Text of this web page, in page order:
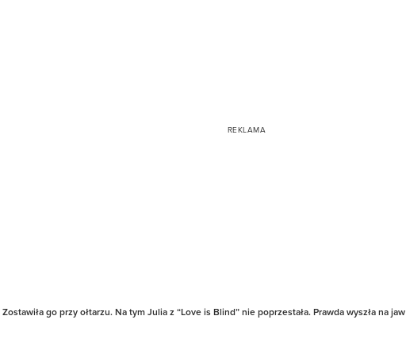
Zostawiła go przy ołtarzu. Na tym Julia z “Love is Blind” nie poprzestała. Prawda wyszła na jaw